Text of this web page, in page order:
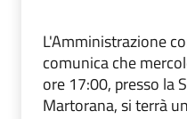
L'Amministrazione
comunica che
ore 17:00, presso la
Martorana, si terrà